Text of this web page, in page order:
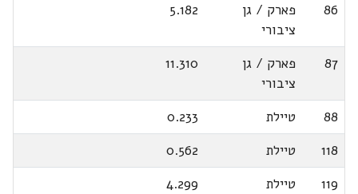
86
פארק / גן
ציבורי
5.182
87
פארק / גן
ציבורי
11.310
88 טיילת
0.233
118
טיילת
0.562
119
טיילת
4.299